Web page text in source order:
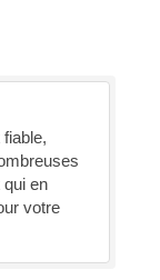
en
votre